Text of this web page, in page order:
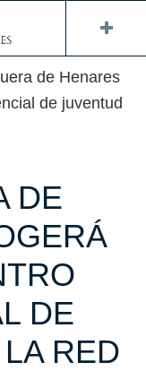
de Henares
de juventud
DE
DE
RED